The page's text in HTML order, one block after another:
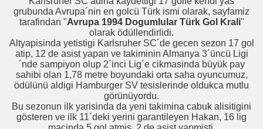
grubunda Avrupa´nin en golcü Türk ismi olarak, sayfamiz
tarafindan "Avrupa 1994 Dogumlular Türk Gol Krali"
olarak ödüllendirlidi.
Altyapisinda yetistigi Karlsruher SC´de gecen sezon 17 gol
atip, 12 de asist yapan ve takiminin Almanya 3´üncü Ligi
´nde sampiyon olup 2´inci Lig´e cikmasinda büyük pay
sahibi olan 1,78 metre boyundaki orta saha oyuncumuz,
ödülünü aldigi Hamburger SV tesislerinde oldukca mutlu
görünüyordu.
Bu sezonun ilk yarisinda da yeni takimina cabuk alisitigini
gösteren ve ilk 11´deki yerini garantileyen Hakan, 16 lig